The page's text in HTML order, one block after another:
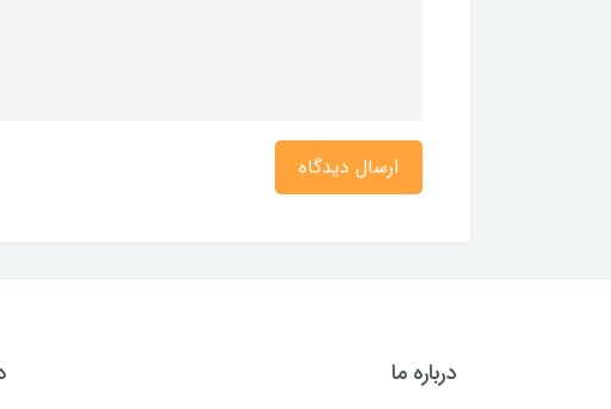
ارسال دیدگاه
درباره ما